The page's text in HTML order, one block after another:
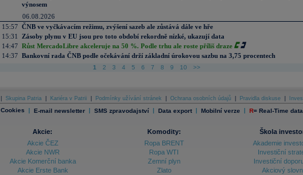
výnosem
06.08.2026
15:57 ČNB ve vyčkávacím režimu, zvýšení sazeb ale zůstává dále ve hře
15:31
Zásoby plynu v EU jsou pro toto období rekordně nízké, ukazují data
14:47 Růst MercadoLibre akceleruje na 50 %. Podle trhu ale roste příliš draze
14:37 Bankovní rada ČNB podle očekávání drží základní úrokovou sazbu na 3,75 procentech
1 2 3 4 5 6 7 8 9 10 >>
Skupina Patria Kariéra v Patrii Podmínky užívání stránek Ochrana osobních údajů Pravidla diskuse
Cookies | E-mail newsletter | SMS zpravodajství | Data export | Mobilní verze | R= Real-Time data
Akcie:
Akcie ČEZ
Akcie NWR
Akcie Komerční banka
Akcie Erste Bank
Komodity:
Ropa BRENT
Ropa WTI
Zemní plyn
Zlato
Škola
Akademie
Investiční
Investiční
Akciový